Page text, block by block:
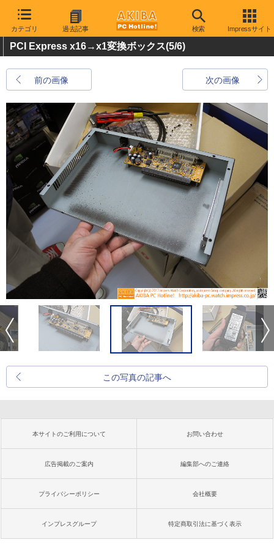
カテゴリ 過去記事 検索 Impressサイト
PCI Express x16→x1変換ボックス(5/6)
前の画像 次の画像
この写真の記事へ
本サイトのご利用について お問い合わせ
広告掲載のご案内 編集部へのご連絡
プライバシーポリシー 会社概要
インプレスグループ 特定商取引法に基づく表示